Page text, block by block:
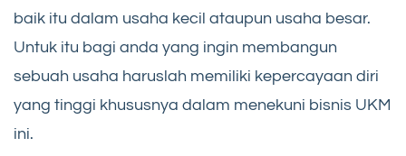
baik itu dalam usaha kecil ataupun usaha besar.
Untuk itu bagi anda yang ingin membangun
sebuah usaha haruslah memiliki kepercayaan diri
yang tinggi khususnya dalam menekuni bisnis UKM
ini.